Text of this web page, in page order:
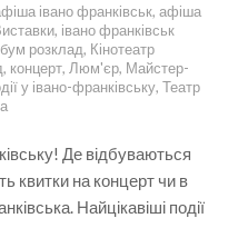
івано франківськ, афіша
, івано франківськ
розклад, Кінотеатр
, концерт, Люм'єр, Майстер-
у івано-франківську, Театр
Де відбуваються
квитки на концерт чи в
Найцікавіші події